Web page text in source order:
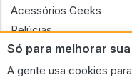
Só para melhorar
A gente usa cookies
Acessórios Geeks
Pelúcias
Bonecas